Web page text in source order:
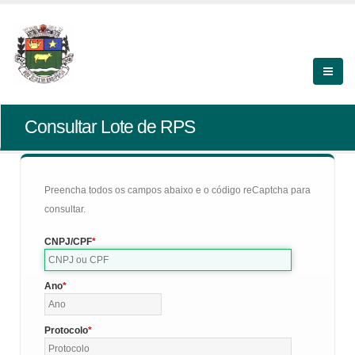
Consultar Lote de RPS
Preencha todos os campos abaixo e o código reCaptcha para
consultar.
CNPJ/CPF
Ano
Protocolo